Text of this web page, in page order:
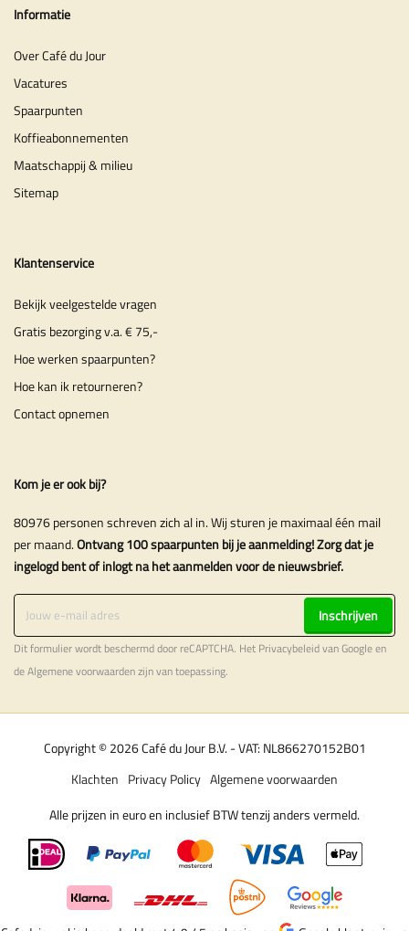
Informatie
Over Café du Jour
Vacatures
Spaarpunten
Koffieabonnementen
Maatschappij & milieu
Sitemap
Klantenservice
Bekijk veelgestelde vragen
Gratis bezorging v.a. € 75,-
Hoe werken spaarpunten?
Hoe kan ik retourneren?
Contact opnemen
Kom je er ook bij?
80976 personen schreven zich al in. Wij sturen je maximaal één mail
per maand.Ontvang 100 spaarpunten bij je aanmelding! Zorg dat je
ingelogd bent of inlogt na het aanmelden voor de nieuwsbrief.
Inschrijven
Dit formulier wordt beschermd door reCAPTCHA. Het Privacybeleidvan Google en
deAlgemene voorwaardenzijn van toepassing.
Copyright © 2026 Café du Jour B.V. - VAT: NL866270152B01
Algemene voorwaarden
Privacy Policy
Klachten
Alle prijzen in euro en inclusief BTW tenzij anders vermeld.